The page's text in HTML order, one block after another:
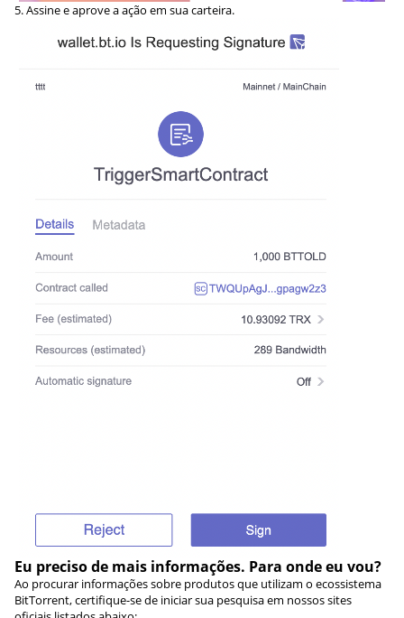
5. Assine e aprove a ação em sua carteira.
Eu preciso de mais informações. Para onde eu vou?
Ao procurar informações sobre produtos que utilizam o ecossistema
BitTorrent, certifique-se de iniciar sua pesquisa em nossos sites